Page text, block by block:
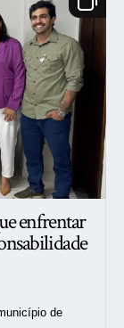
enfrentar
de